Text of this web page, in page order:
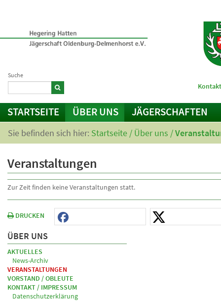
Suche
STARTSEITE ÜBER UNS JÄGERSCHAFTEN
Sie befinden sich hier: Startseite / Über uns /
Veranstaltungen
Zur Zeit finden keine Veranstaltungen statt.
DRUCKEN
ÜBER UNS
AKTUELLES
News-Archiv
VERANSTALTUNGEN
VORSTAND / OBLEUTE
KONTAKT / IMPRESSUM
Datenschutzerklärung